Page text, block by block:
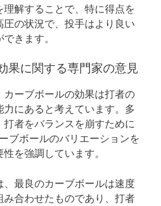
理解することで、特に得点を
圧の状況で、投手はより良い
きます。
果に関する専門家の意見
カーブボールの効果は打者の
力にあると考えています。多
打者をバランスを崩すために
ブボールのバリエーションを
を強調しています。
最良のカーブボールは速度
み合わせたものであり、打者